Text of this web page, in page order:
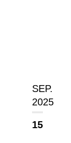
SEP.
2025
15